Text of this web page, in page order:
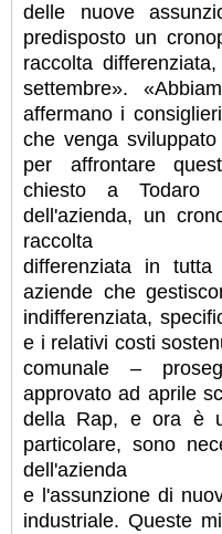
delle nuove
predisposto un
raccolta
settembre».
affermano i
che venga
per affrontare
chiesto a Todaro
dell'azienda, un
raccolta
differenziata in
aziende che
indifferenziata,
e i relativi costi
comunale –
approvato ad aprile
della Rap, e ora è
particolare, sono
dell'azienda
e l'assunzione di
industriale. Queste